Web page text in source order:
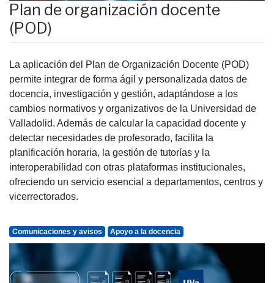
Plan de organización docente
(POD)
La aplicación del Plan de Organización Docente (POD)
permite integrar de forma ágil y personalizada datos de
docencia, investigación y gestión, adaptándose a los
cambios normativos y organizativos de la Universidad de
Valladolid. Además de calcular la capacidad docente y
detectar necesidades de profesorado, facilita la
planificación horaria, la gestión de tutorías y la
interoperabilidad con otras plataformas institucionales,
ofreciendo un servicio esencial a departamentos, centros y
vicerrectorados.
Comunicaciones y avisos Apoyo a la docencia